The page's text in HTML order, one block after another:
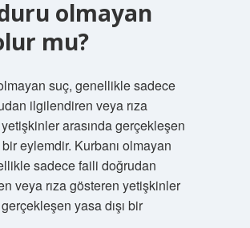
olmayan
mu?
suç, genellikle sadece
ilgilendiren veya rıza
arasında gerçekleşen
bir eylemdir. Kurbanı olmayan
sadece faili doğrudan
veya rıza gösteren yetişkinler
yasa dışı bir